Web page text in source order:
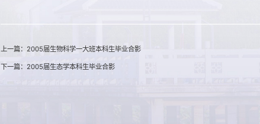
上一篇：2005届生物科学一大班本科生毕业合影
下一篇：2005届生态学本科生毕业合影